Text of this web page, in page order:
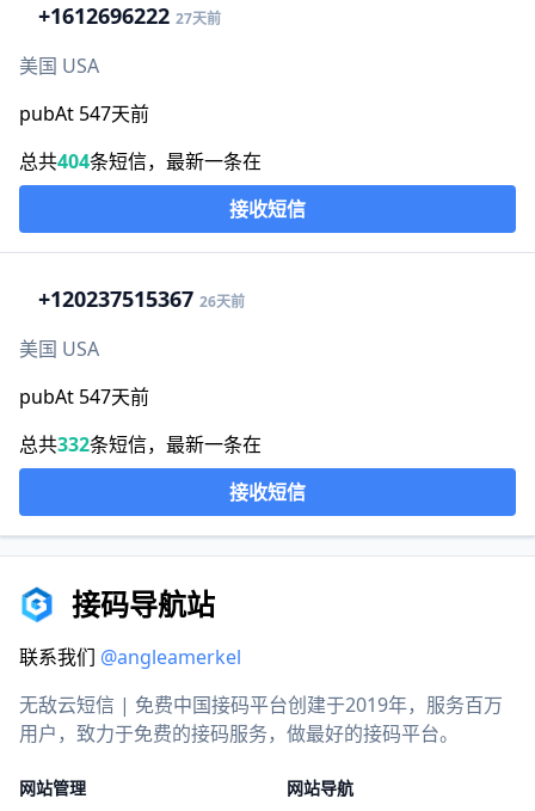
+1612696222 27天前
美国 USA
pubAt 547天前
总共404条短信，最新一条在
接收短信
+120237515367 26天前
美国 USA
pubAt 547天前
总共332条短信，最新一条在
接收短信
接码导航站
联系我们 @angleamerkel
无敌云短信 | 免费中国接码平台创建于2019年，服务百万
用户，致力于免费的接码服务，做最好的接码平台。
网站管理 网站导航